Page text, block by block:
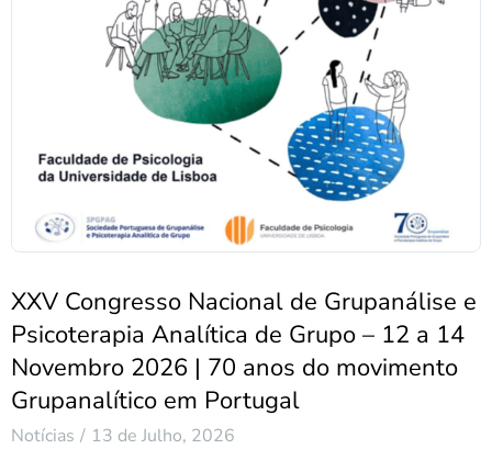
XXV Congresso Nacional de Grupanálise e
Psicoterapia Analítica de Grupo – 12 a 14
Novembro 2026 | 70 anos do movimento
Grupanalítico em Portugal
Notícias 13 de Julho, 2026